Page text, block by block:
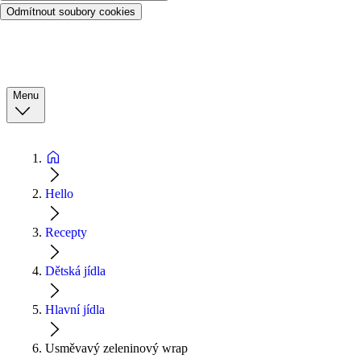
Odmítnout soubory cookies
Menu
Hello
Recepty
Dětská jídla
Hlavní jídla
Usměvavý zeleninový wrap